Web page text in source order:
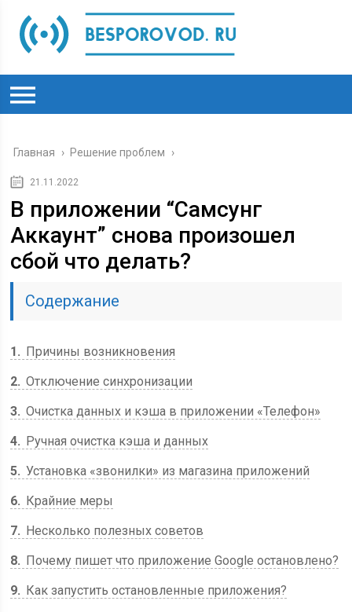
Главная › Решение проблем ›
21.11.2022
В приложении “Самсунг
Аккаунт” снова произошел
сбой что делать?
Содержание
1
Причины возникновения
2 Отключение синхронизации
3 Очистка данных и кэша в приложении «Телефон»
4
Ручная очистка кэша и данных
5 Установка «звонилки» из магазина приложений
6
Крайние меры
7
Несколько полезных советов
8
Почему пишет что приложение Google остановлено?
9
Как запустить остановленные приложения?